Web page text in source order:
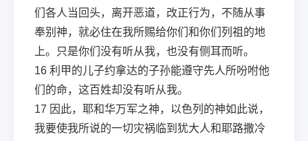
们各人当回头，离开恶道，改正行为，不随从事
奉别神，就必住在我所赐给你们和你们列祖的地
上。只是你们没有听从我，也没有侧耳而听。
16 利甲的儿子约拿达的子孙能遵守先人所吩咐他
们的命，这百姓却没有听从我。
17 因此，耶和华万军之神，以色列的神如此说，
我要使我所说的一切灾祸临到犹大人和耶路撒冷